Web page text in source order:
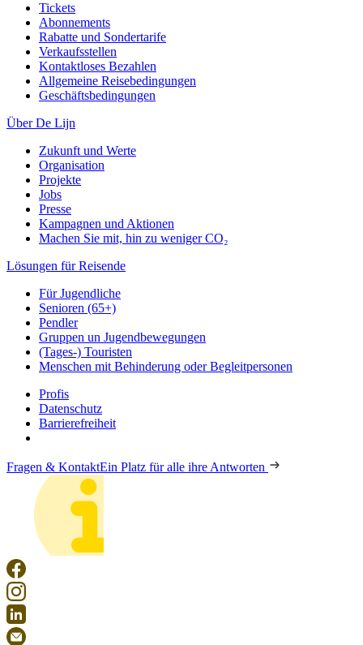
Tickets
Abonnements
Rabatte und Sondertarife
Verkaufsstellen
Kontaktloses Bezahlen
Allgemeine Reisebedingungen
Geschäftsbedingungen
Über De Lijn
Zukunft und Werte
Organisation
Projekte
Jobs
Presse
Kampagnen und Aktionen
Machen Sie mit, hin zu weniger CO₂
Lösungen für Reisende
Für Jugendliche
Senioren (65+)
Pendler
Gruppen un Jugendbewegungen
(Tages-) Touristen
Menschen mit Behinderung oder Begleitpersonen
Profis
Datenschutz
Barrierefreiheit
Fragen & KontaktEin Platz für alle ihre Antworten